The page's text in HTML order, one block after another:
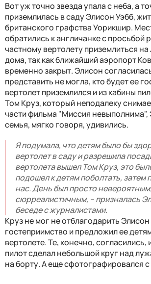
Вот уж точно звезда упала с неба, а
приземлилась в саду Элисон Уэбб,
британского графства Уорикшир.
обратились к англичанке с просьбой
частному вертолету приземлиться на
дома, так как ближайший аэропорт
временно закрыт. Элисон
представить не могла, кто будет ее
вертолет приземлился и из кабины
Том Круз, который неподалеку
части фильма "Миссия невыполнима",
семья, мягко говоря, удивились.
Я подумала, что детям было бы
вертолет в саду и разрешила
вертолета вышел Том Круз, это
подошел к детям поболтать, затем
нас. День был просто
сюрреалистичным, – призналась
беседе с журналистами.
Круз не мог не отблагодарить Элисон
гостеприимство и предложил ее
вертолете. Те, конечно, согласились,
пилот сделал небольшой круг над
на борту. А еще сфотографировался